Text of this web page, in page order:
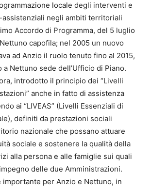
locale degli interventi e
negli ambiti territoriali
Accordo di Programma, del 5 luglio
capofila; nel 2005 un nuovo
ad Anzio il ruolo tenuto fino al 2015,
a Nettuno sede dell’Ufficio di Piano.
introdotto il principio dei “Livelli
anche in fatto di assistenza
ai “LIVEAS” (Livelli Essenziali di
definiti da prestazioni sociali
nazionale che possano attuare
sociale e sostenere la qualità della
alla persona e alle famiglie sui quali
delle due Amministrazioni.
importante per Anzio e Nettuno, in